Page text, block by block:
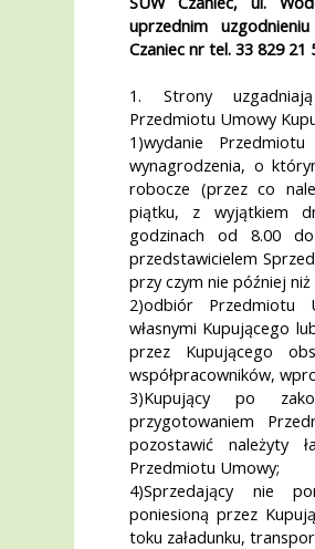
uprzednim
Czaniec nr tel. 33 829 21
1. Strony
Przedmiotu Umowy
1)wydanie
wynagrodzenia, o
robocze (przez co
piątku, z wyjątkiem
godzinach od 8.00
przedstawicielem
przy czym nie później
2)odbiór Przedmiotu
własnymi Kupującego
przez Kupującego
współpracowników,
3)Kupujący po
przygotowaniem
pozostawić należyty
Przedmiotu Umowy;
4)Sprzedający nie
poniesioną przez
toku załadunku,